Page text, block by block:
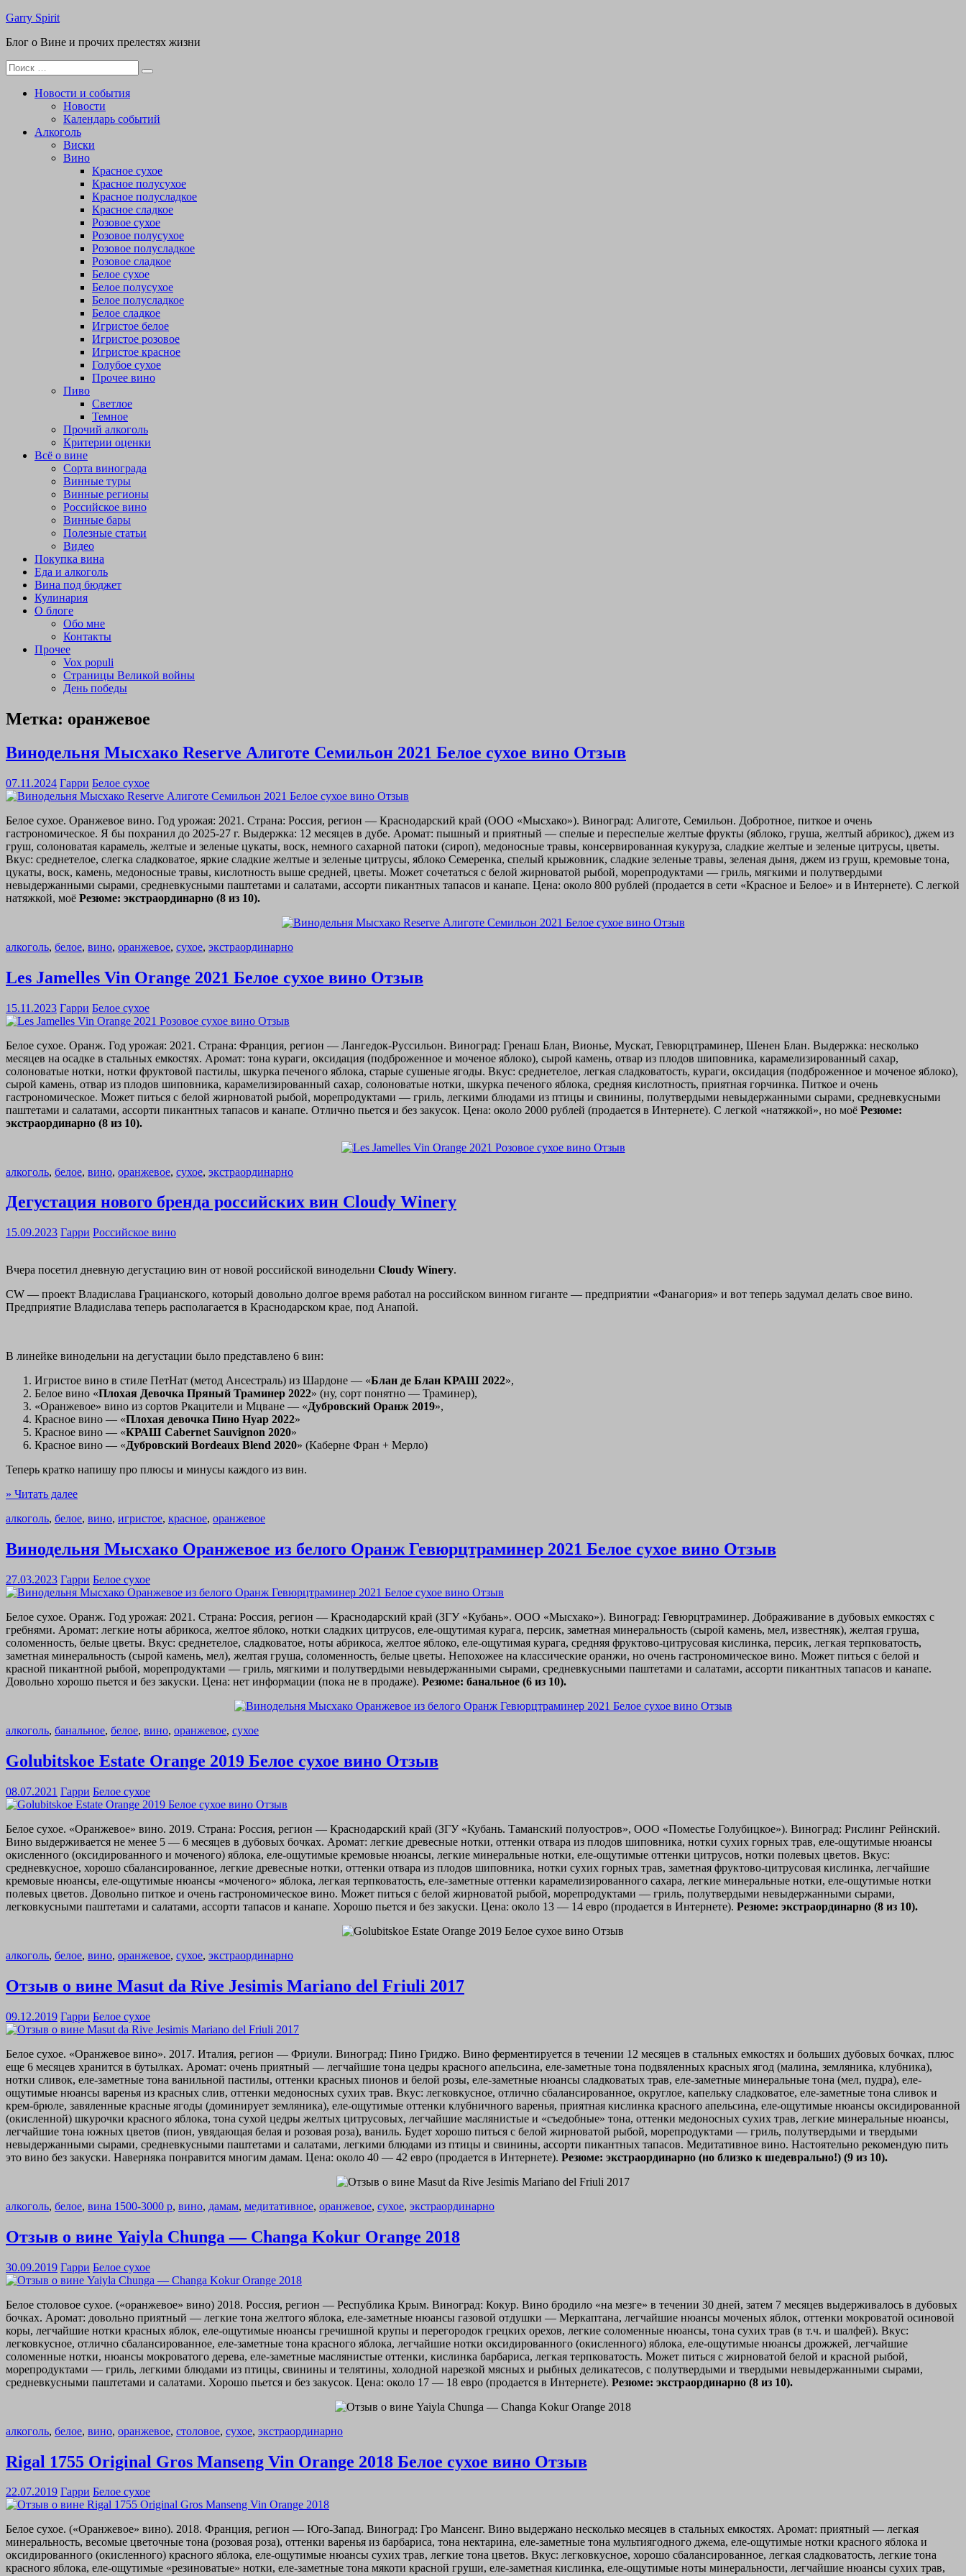
Перейти
содержимому
Garry Spirit
Блог о Вине и прочих прелестях жизни
Поиск
для:
Новости и события
Новости
Календарь событий
Алкоголь
Виски
Вино
Красное сухое
Красное полусухое
Красное полусладкое
Красное сладкое
Розовое сухое
Розовое полусухое
Розовое полусладкое
Розовое сладкое
Белое сухое
Белое полусухое
Белое полусладкое
Белое сладкое
Игристое белое
Игристое розовое
Игристое красное
Голубое сухое
Прочее вино
Пиво
Светлое
Темное
Прочий алкоголь
Критерии оценки
Всё о вине
Сорта винограда
Винные туры
Винные регионы
Российское вино
Винные бары
Полезные статьи
Видео
Покупка вина
Еда и алкоголь
Вина под бюджет
Кулинария
О блоге
Обо мне
Контакты
Прочее
Vox populi
Страницы Великой войны
День победы
Метка: оранжевое
Винодельня Мысхако Reserve Алиготе Семильон 2021 Белое сухое вино Отзыв
07.11.2024 Гарри Белое сухое
Белое сухое. Оранжевое вино. Год урожая: 2021. Страна: Россия, регион — Краснодарский край (ООО «Мысхако»). Виноград: Алиготе, Семильон. Добротное, питкое и очень
гастрономическое. Я бы похранил до 2025-27 г. Выдержка: 12 месяцев в дубе. Аромат: пышный и приятный — спелые и переспелые желтые фрукты (яблоко, груша, желтый абрикос), джем из
груш, солоноватая карамель, желтые и зеленые цукаты, воск, немного сахарной патоки (сироп), медоносные травы, консервированная кукуруза, сладкие желтые и зеленые цитрусы, цветы.
Вкус: среднетелое, слегка сладковатое, яркие сладкие желтые и зеленые цитрусы, яблоко Семеренка, спелый крыжовник, сладкие зеленые травы, зеленая дыня, джем из груш, кремовые тона,
цукаты, воск, камень, медоносные травы, кислотность выше средней, цветы. Может сочетаться с белой жирноватой рыбой, морепродуктами — гриль, мягкими и полутвердыми
невыдержанными сырами, средневкусными паштетами и салатами, ассорти пикантных тапасов и канапе. Цена: около 800 рублей (продается в сети «Красное и Белое» и в Интернете). С легкой
натяжкой, моё Резюме: экстраординарно (8 из 10).
алкоголь, белое, вино, оранжевое, сухое, экстраординарно
Les Jamelles Vin Orange 2021 Белое сухое вино Отзыв
15.11.2023 Гарри Белое сухое
Белое сухое. Оранж. Год урожая: 2021. Страна: Франция, регион — Лангедок-Руссильон. Виноград: Гренаш Блан, Вионье, Мускат, Гевюрцтраминер, Шенен Блан. Выдержка: несколько
месяцев на осадке в стальных емкостях. Аромат: тона кураги, оксидация (подброженное и моченое яблоко), сырой камень, отвар из плодов шиповника, карамелизированный сахар,
солоноватые нотки, нотки фруктовой пастилы, шкурка печеного яблока, старые сушеные ягоды. Вкус: среднетелое, легкая сладковатость, кураги, оксидация (подброженное и моченое яблоко),
сырой камень, отвар из плодов шиповника, карамелизированный сахар, солоноватые нотки, шкурка печеного яблока, средняя кислотность, приятная горчинка. Питкое и очень
гастрономическое. Может питься с белой жирноватой рыбой, морепродуктами — гриль, легкими блюдами из птицы и свинины, полутвердыми невыдержанными сырами, средневкусными
паштетами и салатами, ассорти пикантных тапасов и канапе. Отлично пьется и без закусок. Цена: около 2000 рублей (продается в Интернете). С легкой «натяжкой», но моё Резюме:
экстраординарно (8 из 10).
алкоголь, белое, вино, оранжевое, сухое, экстраординарно
Дегустация нового бренда российских вин Cloudy Winery
15.09.2023 Гарри Российское вино
Вчера посетил дневную дегустацию вин от новой российской винодельни Cloudy Winery.
CW — проект Владислава Грацианского, который довольно долгое время работал на российском винном гиганте — предприятии «Фанагория» и вот теперь задумал делать свое вино.
Предприятие Владислава теперь располагается в Краснодарском крае, под Анапой.
В линейке винодельни на дегустации было представлено 6 вин:
Игристое вино в стиле ПетНат (метод Ансестраль) из Шардоне — «Блан де Блан КРАШ 2022»,
Белое вино «Плохая Девочка Пряный Траминер 2022» (ну, сорт понятно — Траминер),
«Оранжевое» вино из сортов Ркацители и Мцване — «Дубровский Оранж 2019»,
Красное вино — «Плохая девочка Пино Нуар 2022»
Красное вино — «КРАШ Cabernet Sauvignon 2020»
Красное вино — «Дубровский Bordeaux Blend 2020» (Каберне Фран + Мерло)
Теперь кратко напишу про плюсы и минусы каждого из вин.
» Читать далее
алкоголь, белое, вино, игристое, красное, оранжевое
Винодельня Мысхако Оранжевое из белого Оранж Гевюрцтраминер 2021 Белое сухое вино Отзыв
27.03.2023 Гарри Белое сухое
Белое сухое. Оранж. Год урожая: 2021. Страна: Россия, регион — Краснодарский край (ЗГУ «Кубань». ООО «Мысхако»). Виноград: Гевюрцтраминер. Дображивание в дубовых емкостях с
гребнями. Аромат: легкие ноты абрикоса, желтое яблоко, нотки сладких цитрусов, еле-ощутимая курага, персик, заметная минеральность (сырой камень, мел, известняк), желтая груша,
соломенность, белые цветы. Вкус: среднетелое, сладковатое, ноты абрикоса, желтое яблоко, еле-ощутимая курага, средняя фруктово-цитрусовая кислинка, персик, легкая терпковатость,
заметная минеральность (сырой камень, мел), желтая груша, соломенность, белые цветы. Непохожее на классические оранжи, но очень гастрономическое вино. Может питься с белой и
красной пикантной рыбой, морепродуктами — гриль, мягкими и полутвердыми невыдержанными сырами, средневкусными паштетами и салатами, ассорти пикантных тапасов и канапе.
Довольно хорошо пьется и без закуски. Цена: нет информации (пока не в продаже). Резюме: банальное (6 из 10).
алкоголь, банальное, белое, вино, оранжевое, сухое
Golubitskoe Estate Orange 2019 Белое сухое вино Отзыв
08.07.2021 Гарри Белое сухое
Белое сухое. «Оранжевое» вино. 2019. Страна: Россия, регион — Краснодарский край (ЗГУ «Кубань. Таманский полуостров», ООО «Поместье Голубицкое»). Виноград: Рислинг Рейнский.
Вино выдерживается не менее 5 — 6 месяцев в дубовых бочках. Аромат: легкие древесные нотки, оттенки отвара из плодов шиповника, нотки сухих горных трав, еле-ощутимые нюансы
окисленного (оксидированного и моченого) яблока, еле-ощутимые кремовые нюансы, легкие минеральные нотки, еле-ощутимые оттенки цитрусов, нотки полевых цветов. Вкус:
средневкусное, хорошо сбалансированное, легкие древесные нотки, оттенки отвара из плодов шиповника, нотки сухих горных трав, заметная фруктово-цитрусовая кислинка, легчайшие
кремовые нюансы, еле-ощутимые нюансы «моченого» яблока, легкая терпковатость, еле-заметные оттенки карамелизированного сахара, легкие минеральные нотки, еле-ощутимые нотки
полевых цветов. Довольно питкое и очень гастрономическое вино. Может питься с белой жирноватой рыбой, морепродуктами — гриль, полутвердыми невыдержанными сырами,
легковкусными паштетами и салатами, ассорти тапасов и канапе. Хорошо пьется и без закуски. Цена: около 13 — 14 евро (продается в Интернете). Резюме: экстраординарно (8 из 10).
алкоголь, белое, вино, оранжевое, сухое, экстраординарно
Отзыв о вине Masut da Rive Jesimis Mariano del Friuli 2017
09.12.2019 Гарри Белое сухое
Белое сухое. «Оранжевое вино». 2017. Италия, регион — Фриули. Виноград: Пино Гриджо. Вино ферментируется в течении 12 месяцев в стальных емкостях и больших дубовых бочках, плюс
еще 6 месяцев хранится в бутылках. Аромат: очень приятный — легчайшие тона цедры красного апельсина, еле-заметные тона подвяленных красных ягод (малина, земляника, клубника),
нотки сливок, еле-заметные тона ванильной пастилы, оттенки красных пионов и белой розы, еле-заметные нюансы сладковатых трав, еле-заметные минеральные тона (мел, пудра), еле-
ощутимые нюансы варенья из красных слив, оттенки медоносных сухих трав. Вкус: легковкусное, отлично сбалансированное, округлое, капельку сладковатое, еле-заметные тона сливок и
крем-брюле, завяленные красные ягоды (доминирует земляника), еле-ощутимые оттенки клубничного варенья, приятная кислинка красного апельсина, еле-ощутимые нюансы оксидированной
(окисленной) шкурочки красного яблока, тона сухой цедры желтых цитрусовых, легчайшие маслянистые и «съедобные» тона, оттенки медоносных сухих трав, легкие минеральные нюансы,
легчайшие тона южных цветов (пион, увядающая белая и розовая роза), ваниль. Будет хорошо питься с белой жирноватой рыбой, морепродуктами — гриль, полутвердыми и твердыми
невыдержанными сырами, средневкусными паштетами и салатами, легкими блюдами из птицы и свинины, ассорти пикантных тапасов. Медитативное вино. Настоятельно рекомендую пить
это вино без закуски. Наверняка понравится многим дамам. Цена: около 40 — 42 евро (продается в Интернете). Резюме: экстраординарно (но близко к шедеврально!) (9 из 10).
алкоголь, белое, вина 1500-3000 р, вино, дамам, медитативное, оранжевое, сухое, экстраординарно
Отзыв о вине Yaiyla Chunga — Changa Kokur Orange 2018
30.09.2019 Гарри Белое сухое
Белое столовое сухое. («оранжевое» вино) 2018. Россия, регион — Республика Крым. Виноград: Кокур. Вино бродило «на мезге» в течении 30 дней, затем 7 месяцев выдерживалось в дубовых
бочках. Аромат: довольно приятный — легкие тона желтого яблока, еле-заметные нюансы газовой отдушки — Меркаптана, легчайшие нюансы моченых яблок, оттенки мокроватой осиновой
коры, легчайшие нотки красных яблок, еле-ощутимые нюансы гречишной крупы и перегородок грецких орехов, легкие соломенные нюансы, тона сухих трав (в т.ч. и шалфей). Вкус:
легковкусное, отлично сбалансированное, еле-заметные тона красного яблока, легчайшие нотки оксидированного (окисленного) яблока, еле-ощутимые нюансы дрожжей, легчайшие
соломенные нотки, нюансы мокроватого дерева, еле-заметные маслянистые оттенки, кислинка барбариса, легкая терпковатость. Может питься с жирноватой белой и красной рыбой,
морепродуктами — гриль, легкими блюдами из птицы, свинины и телятины, холодной нарезкой мясных и рыбных деликатесов, с полутвердыми и твердыми невыдержанными сырами,
средневкусными паштетами и салатами. Хорошо пьется и без закусок. Цена: около 17 — 18 евро (продается в Интернете). Резюме: экстраординарно (8 из 10).
алкоголь, белое, вино, оранжевое, столовое, сухое, экстраординарно
Rigal 1755 Original Gros Manseng Vin Orange 2018 Белое сухое вино Отзыв
22.07.2019 Гарри Белое сухое
Белое сухое. («Оранжевое» вино). 2018. Франция, регион — Юго-Запад. Виноград: Гро Мансенг. Вино выдержано несколько месяцев в стальных емкостях. Аромат: приятный — легкая
минеральность, весомые цветочные тона (розовая роза), оттенки варенья из барбариса, тона нектарина, еле-заметные тона мультиягодного джема, еле-ощутимые нотки красного яблока и
оксидированного (окисленного) красного яблока, еле-ощутимые нюансы сухих трав, легкие тона цветов. Вкус: легковкусное, хорошо сбалансированное, легкая сладковатость, легкие тона
красного яблока, еле-ощутимые «резиноватые» нотки, еле-заметные тона мякоти красной груши, еле-заметная кислинка, еле-ощутимые ноты минеральности, легчайшие нюансы сухих трав,